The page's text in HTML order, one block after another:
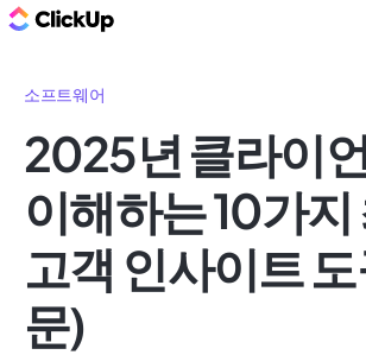
소프트웨어
2025년 클라이
이해하는 10가지
고객 인사이트
문)